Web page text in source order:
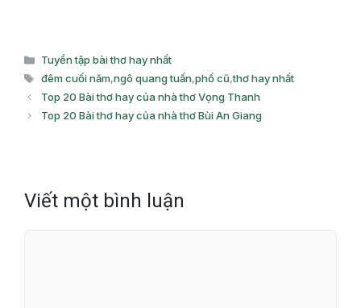
Danh
mục
Tuyển tập bài thơ hay nhất
Thẻ
đêm cuối năm,ngô quang tuấn,phố cũ,thơ hay nhất
Top 20 Bài thơ hay của nhà thơ Vọng Thanh
Top 20 Bài thơ hay của nhà thơ Bùi An Giang
Viết một bình luận